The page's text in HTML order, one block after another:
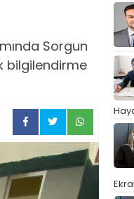
Sorgun
bilgilendirme